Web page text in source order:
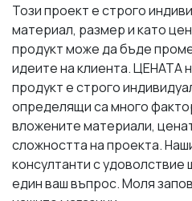
Този проект е строго
материал, размер и като
продукт може да бъде
идеите на клиента. ЦЕНАТА
продукт е строго
определящи са много
вложените материали,
сложността на проекта.
консултанти с удоволствие
един ваш въпрос. Моля